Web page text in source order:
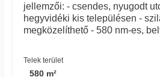
jellemzői: - csendes, nyugodt
hegyvidéki kis településen -
megközelíthető - 580 nm-es,
Telek terület
580 m²